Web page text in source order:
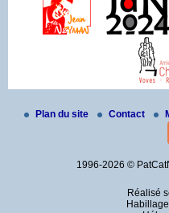
Plan du site Contact
1996-2026 ©
Réalisé
Habillage